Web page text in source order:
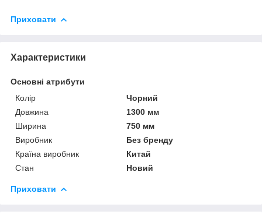
Приховати
Характеристики
Основні атрибути
Колір
Чорний
Довжина
1300 мм
Ширина
750 мм
Виробник
Без бренду
Країна виробник
Китай
Стан
Новий
Приховати